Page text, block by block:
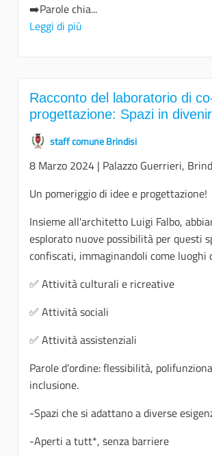
➡️Parole chia...
Leggi di più
Racconto del laboratorio di
progettazione: Spazi in
staff comune Brindisi
8 Marzo 2024 | Palazzo Guerrieri,
Un pomeriggio di idee e progettazione!
Insieme all'architetto Luigi Falbo,
esplorato nuove possibilità per questi
confiscati, immaginandoli come luoghi
✅ Attività culturali e ricreative
✅ Attività sociali
✅ Attività assistenziali
Parole d’ordine: flessibilità,
inclusione.
-Spazi che si adattano a diverse
-Aperti a tutt*, senza barriere